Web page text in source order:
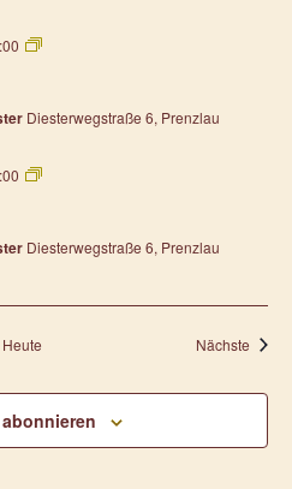
Frauenfrühstück
Diesterwegstraße 6, Prenzlau
Frauenfrühstück
Diesterwegstraße 6, Prenzlau
Heute Nächste